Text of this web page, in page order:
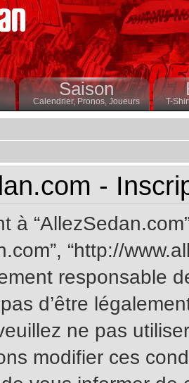
Saison
Calendrier,Pronos, Joueurs T-
-
à
“http://
responsable
d’être
ne pas
modifier ces